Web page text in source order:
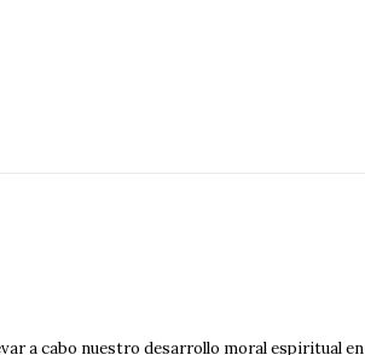
a cabo nuestro desarrollo moral espiritual